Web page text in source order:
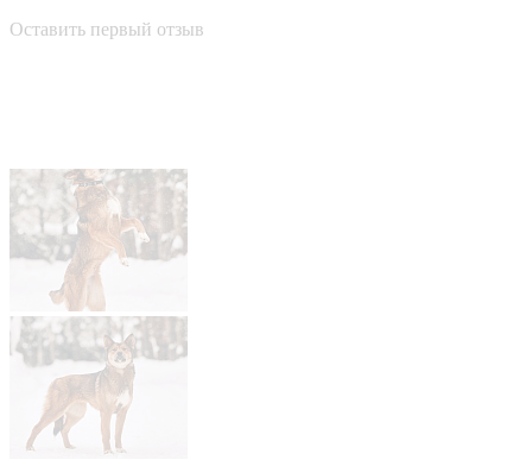
Оставить первый отзыв